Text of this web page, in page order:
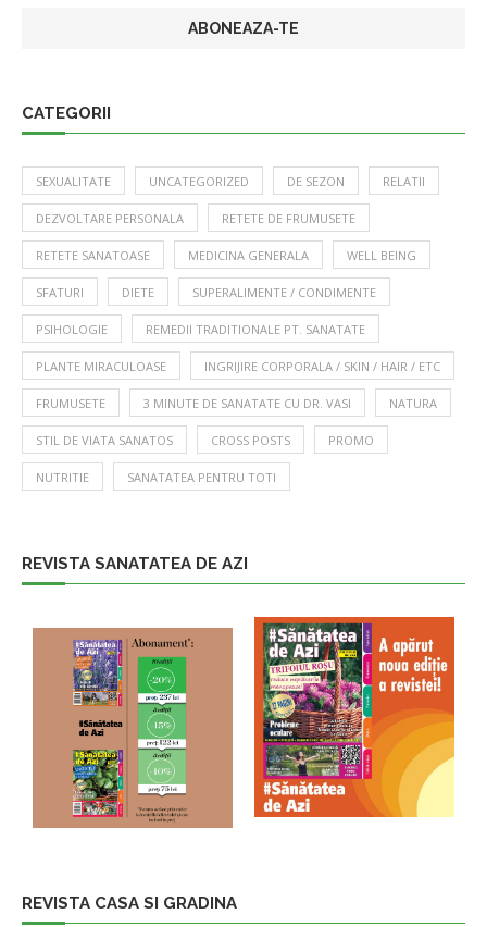
CATEGORII
SEXUALITATE UNCATEGORIZED DE SEZON RELATII
DEZVOLTARE PERSONALA RETETE DE FRUMUSETE
RETETE SANATOASE MEDICINA GENERALA WELL BEING
SFATURI DIETE SUPERALIMENTE / CONDIMENTE
PSIHOLOGIE REMEDII TRADITIONALE PT. SANATATE
PLANTE MIRACULOASE INGRIJIRE CORPORALA / SKIN / HAIR / ETC
FRUMUSETE 3 MINUTE DE SANATATE CU DR. VASI NATURA
STIL DE VIATA SANATOS CROSS POSTS PROMO
NUTRITIE SANATATEA PENTRU TOTI
REVISTA SANATATEA DE AZI
REVISTA CASA SI GRADINA